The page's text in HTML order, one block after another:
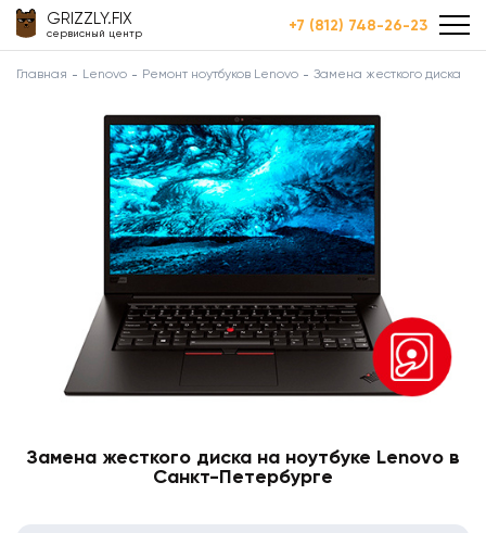
GRIZZLY.FIX
сервисный центр +7 (812) 748-26-23
Главная Lenovo Ремонт ноутбуков Lenovo Замена жесткого диска
Замена жесткого диска на ноутбуке Lenovo в
Санкт-Петербурге